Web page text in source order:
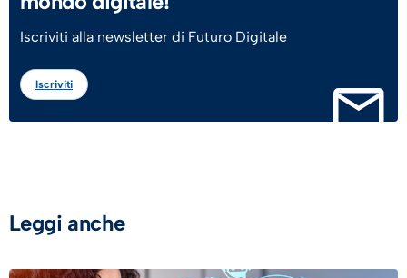
Iscriviti alla newsletter di Futuro Digitale
Iscriviti
Leggi anche